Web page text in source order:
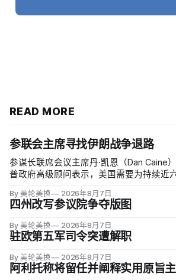
READ MORE
参联会主席寻找伊朗战争退路
参谋长联席会议主席丹·凯恩（Dan Caine
普政府高级顾问表示，美国需要为持续近
兰接受特朗普设定的目标。
By 美轮美换 2026年8月7日
四州改写参议院争夺版图
By 美轮美换 2026年8月7日
驻欧第五军司令突遭解职
By 美轮美换 2026年8月7日
阿利托称将留任并阐释实用原旨